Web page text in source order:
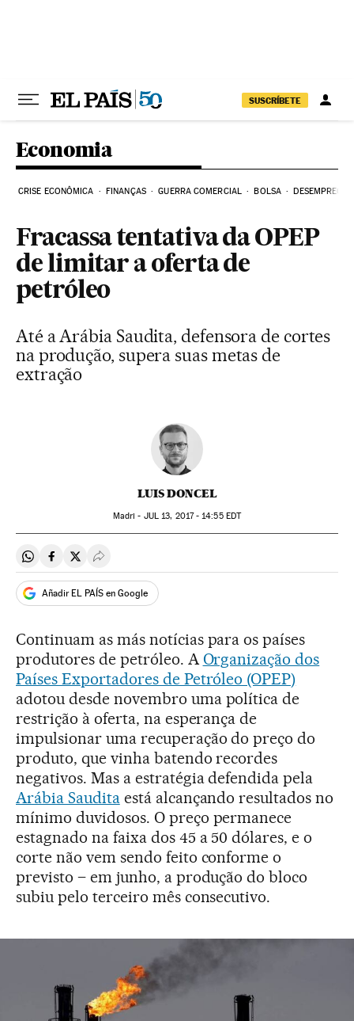
SUSCRÍBETE
Economia
CRISE ECONÔMICA FINANÇAS GUERRA COMERCIAL BOLSA DESEMPREGO
Fracassa tentativa da OPEP
de limitar a oferta de
petróleo
Até a Arábia Saudita, defensora de cortes
na produção, supera suas metas de
extração
LUIS DONCEL
Madri - JUL 13, 2017 - 14:55EDT
Compartir en Whatsapp
Compartir en Facebook
Compartir en Twitter
Desplegar Redes Sociales
Añadir EL PAÍS en Google
Continuam as más notícias para os países
produtores de petróleo. A Organização dos
Países Exportadores de Petróleo (OPEP)
adotou desde novembro uma política de
restrição à oferta, na esperança de
impulsionar uma recuperação do preço do
produto, que vinha batendo recordes
negativos. Mas a estratégia defendida pela
Arábia Sauditaestá alcançando resultados no
mínimo duvidosos. O preço permanece
estagnado na faixa dos 45 a 50 dólares, e o
corte não vem sendo feito conforme o
previsto – em junho, a produção do bloco
subiu pelo terceiro mês consecutivo.